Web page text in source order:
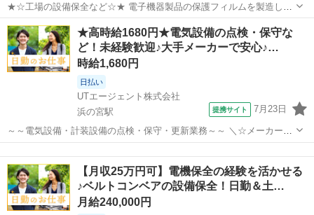
★☆工場の設備保全など☆★ 電子機器製品の保護フィルムを製造して
いる会社です ＼メーカー先への転籍支援制度あり♪／ 頑張り次第で直
接雇用のチャンスがあります！ お任せするのは、工場の重要な設備を
管理・保守する業務と 新...
兵庫 加西市 北条町駅 生産管理
★高時給1680円★電気設備の点検・保守な
ど！未経験歓迎♪大手メーカーで安心♪…
時給1,680円
日払い
UTエージェント株式会社
浜の宮駅
提携サイト 7月23日
～～電気設備・計装設備の点検・保守・更新業務～～ ＼☆メーカー先
への転籍支援制度あり！☆／ 大手の製鉄所構内で、設備のメンテナン
ス業務などをお任せします◎ ★未経験大歓迎！ お仕事のイメージがつ
きにくいかもしれませんが、...【月収25万円可】電機保全の経験を活かせる
♪ベルトコンベアの設備保全！日勤＆土…
月給240,000円